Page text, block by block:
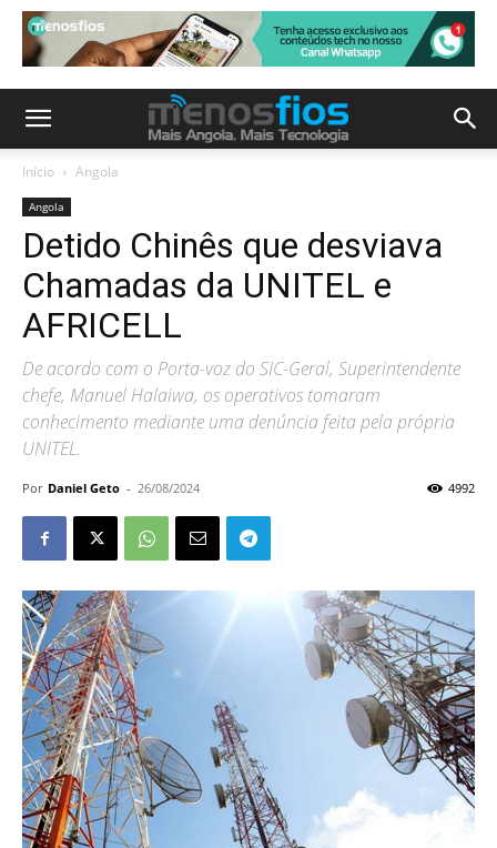
Início Angola
Angola
Detido Chinês que desviava
Chamadas da UNITEL e
AFRICELL
De acordo com o Porta-voz do SIC-Geral, Superintendente
chefe, Manuel Halaiwa, os operativos tomaram
conhecimento mediante uma denúncia feita pela própria
UNITEL.
Por Daniel Geto - 26/08/2024 4992